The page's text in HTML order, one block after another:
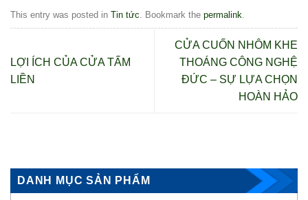
This entry was posted in Tin tức. Bookmark the permalink.
LỢI ÍCH CỦA CỬA TẤM
LIỀN
CỬA CUỐN NHÔM KHE
THOÁNG CÔNG NGHỆ
ĐỨC – SỰ LỰA CHỌN
HOÀN HẢO
DANH MỤC SẢN PHẨM